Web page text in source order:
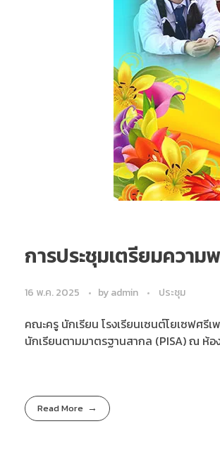
การประชุมเตรียมความ
16 พ.ค. 2025 byadmin ประชุม
คณะครู นักเรียน โรงเรียนเซนต์โยเซฟศรี
นักเรียนตามมาตรฐานสากล (PISA) ณ ห้อ
Read More